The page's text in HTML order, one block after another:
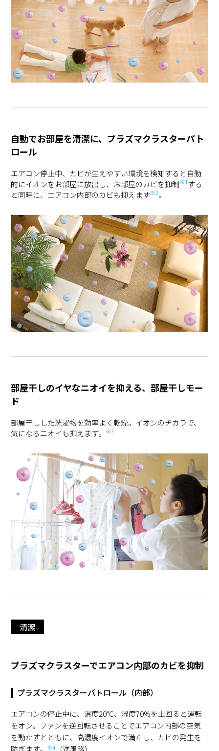
自動でお部屋を清潔に、プラズマクラスターパト
ロール
エアコン停止中、カビが生えやすい環境を検知すると自動
的にイオンをお部屋に放出し、お部屋のカビを抑制※1 する
と同時に、エアコン内部のカビも抑えます※2。
部屋干しのイヤなニオイを抑える、部屋干しモー
ド
部屋干しした洗濯物を効率よく乾燥。イオンのチカラで、
気になるニオイも抑えます。
※3
清潔
プラズマクラスターでエアコン内部のカビを抑制
プラズマクラスターパトロール（内部）
エアコンの停止中に、温度20℃、湿度70%を上回ると運転
をオン。ファンを逆回転させることでエアコン内部の空気
を動かすとともに、高濃度イオンで満たし、カビの発生を
※4